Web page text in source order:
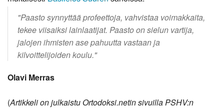
"Paasto synnyttää profeettoja, vahvistaa voimakkaita,
tekee viisaiksi lainlaatijat. Paasto on sielun vartija,
jalojen ihmisten ase pahuutta vastaan ja
kilvoittelijoiden koulu."
Olavi Merras
(Artikkeli on julkaistu Ortodoksi.netin sivuilla PSHV:n